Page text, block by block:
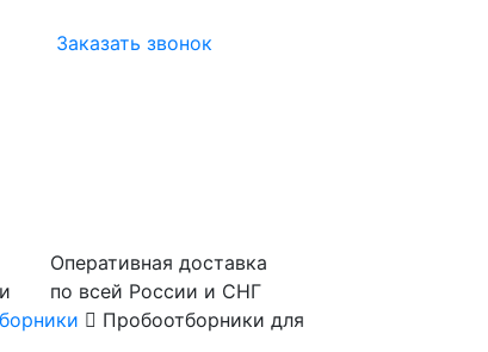
Заказать звонок
Оперативная доставка
по всей России и СНГ
Пробоотборники для